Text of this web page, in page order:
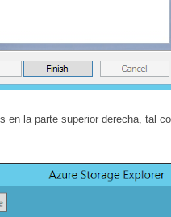
en la parte superior derecha, tal